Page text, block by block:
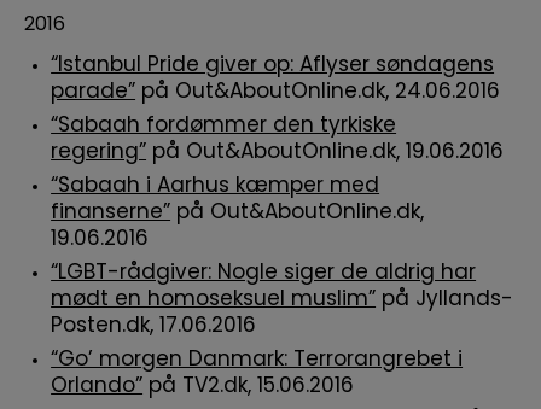
2016
“Istanbul Pride giver op: Aflyser søndagens
parade” på Out&AboutOnline.dk, 24.06.2016
“Sabaah fordømmer den tyrkiske
regering” på Out&AboutOnline.dk, 19.06.2016
“Sabaah i Aarhus kæmper med
finanserne” på Out&AboutOnline.dk,
19.06.2016
“LGBT-rådgiver: Nogle siger de aldrig har
mødt en homoseksuel muslim” på Jyllands-
Posten.dk, 17.06.2016
“Go’ morgen Danmark: Terrorangrebet i
Orlando” på TV2.dk, 15.06.2016